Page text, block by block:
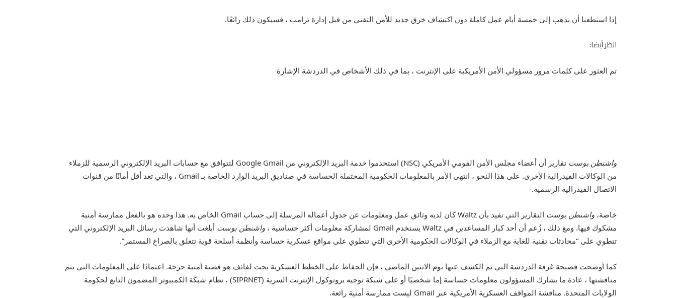
إذا استطعنا أن نذهب إلى خمسة أيام عمل كاملة دون اكتشاف خرق جديد للأمن التقني من قبل إدارة ترامب ، فسيكون ذلك رائعًا.
انظر أيضا:
تم العثور على كلمات مرور مسؤولي الأمن الأمريكية على الإنترنت ، بما في ذلك الأشخاص في الدردشة الإشارة
واشنطن بوست
تقارير أن أعضاء مجلس الأمن القومي الأمريكي (NSC) استخدموا خدمة البريد الإلكتروني من Google Gmail لتتوافق مع حسابات البريد الإلكتروني الرسمية للزملاء
من الوكالات الفيدرالية الأخرى. على هذا النحو ، انتهى الأمر بالمعلومات الحكومية المحتملة الحساسة في صناديق البريد الوارد الخاصة بـ Gmail ، والتي تعد أقل أمانًا من قنوات
الاتصال الفيدرالية الرسمية.
خاصة، واشنطن بوست
التقارير التي تفيد بأن Waltz كان لديه وثائق عمل ومعلومات عن جدول أعماله المرسلة إلى حساب Gmail الخاص به. هذا وحده هو بالفعل ممارسة أمنية
مشكوك فيها. ومع ذلك ، زُعم أن أحد كبار المساعدين في Waltz يستخدم Gmail لمشاركة معلومات أكثر حساسية ،
واشنطن بوست أبلغت أنها شاهدت رسائل البريد الإلكتروني التي
تنطوي على “محادثات تقنية للغاية مع الزملاء في الوكالات الحكومية الأخرى التي تنطوي على مواقع عسكرية حساسة وأنظمة أسلحة قوية تتعلق بالصراع المستمر”.
كما أوضحت فضيحة غرفة الدردشة التي تم الكشف عنها يوم الاثنين الماضي ، فإن الحفاظ على الخطط العسكرية تحت لفائف هو قضية أمنية حرجة. اعتمادًا على المعلومات التي يتم
مناقشتها ، عادة ما يشارك المسؤولون معلومات حساسة إما شخصيًا أو على شبكة توجيه بروتوكول الإنترنت السرية (SIPRNET) ، نظام شبكة الكمبيوتر المضمون التابع لحكومة
الولايات المتحدة. مناقشة المواقف العسكرية الأمريكية عبر Gmail ليست ممارسة أمنية رائعة.